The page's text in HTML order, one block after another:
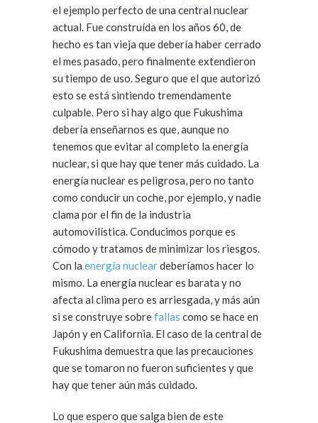
el ejemplo perfecto de una central nuclear
actual. Fue construída en los años 60, de
hecho es tan vieja que debería haber cerrado
el mes pasado, pero finalmente extendieron
su tiempo de uso. Seguro que el que autorizó
esto se está sintiendo tremendamente
culpable. Pero si hay algo que Fukushima
debería enseñarnos es que, aunque no
tenemos que evitar al completo la energía
nuclear, si que hay que tener más cuidado. La
energía nuclear es peligrosa, pero no tanto
como conducir un coche, por ejemplo, y nadie
clama por el fin de la industria
automovilística. Conducimos porque es
cómodo y tratamos de minimizar los riesgos.
Con la energía nucleardeberíamos hacer lo
mismo. La energía nuclear es barata y no
afecta al clima pero es arriesgada, y más aún
si se construye sobrefallas como se hace en
Japón y en California. El caso de la central de
Fukushima demuestra que las precauciones
que se tomaron no fueron suficientes y que
hay que tener aún más cuidado.
Lo que espero que salga bien de este